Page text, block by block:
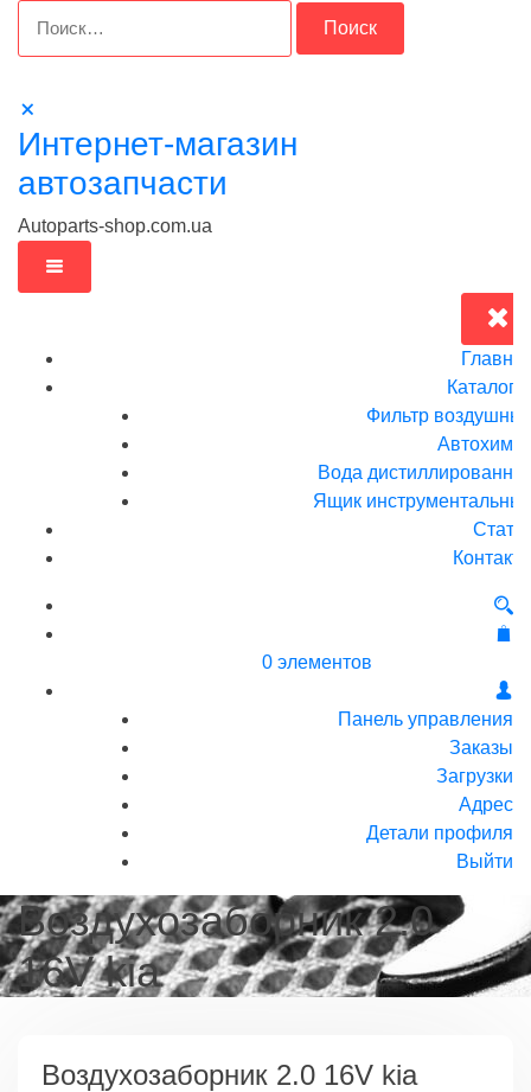
Интернет-магазин
автозапчасти
Autoparts-shop.com.ua
Каталог
Фильтр
Вода
Ящик
0 элементов
Панель управления
Заказы
Загрузки
Адрес
Детали профиля
Выйти
Воздухозаборник 2.0
16V kia
Воздухозаборник 2.0 16V kia